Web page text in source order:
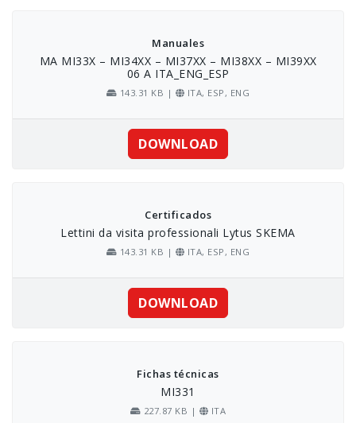
Manuales
MA MI33X – MI34XX – MI37XX – MI38XX – MI39XX
06 A ITA_ENG_ESP
143.31 KB | ITA, ESP, ENG
DOWNLOAD
Certificados
Lettini da visita professionali Lytus SKEMA
143.31 KB | ITA, ESP, ENG
DOWNLOAD
Fichas técnicas
MI331
227.87 KB | ITA